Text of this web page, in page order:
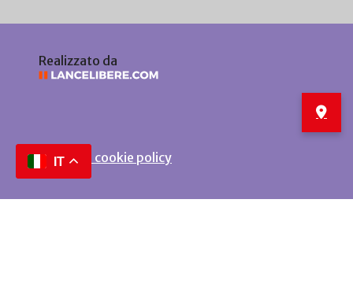
Realizzato da
Privacy e cookie policy
IT